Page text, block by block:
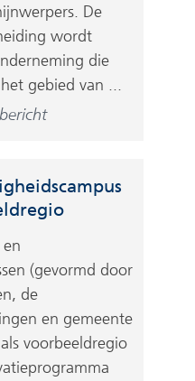
De
wordt
die
gebied van ...
(gevormd door
de
en gemeente
voorbeeldregio